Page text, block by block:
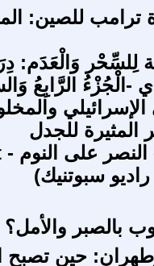
ترامب للصين:
لِلسِّحْر
-الْجُزْءُ الرَّابِعُ
الإسرائيلي
المثيرة للجدل
سبوتنيك)
بالصبر والأمل؟
حين تصبح